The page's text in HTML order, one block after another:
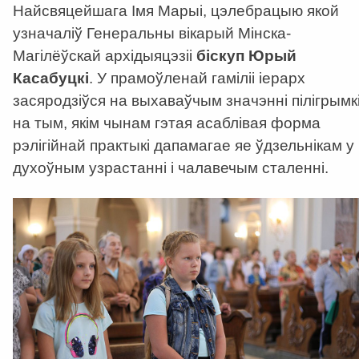
Найсвяцейшага Імя Марыі, цэлебрацыю якой
узначаліў Генеральны вікарый Мінска-
Магілёўскай архідыяцэзіі біскуп Юрый
Касабуцкі. У прамоўленай гаміліі іерарх
засяродзіўся на выхаваўчым значэнні
на тым, якім чынам гэтая асаблівая форма
рэлігійнай практыкі дапамагае яе ўдзельнікам у
духоўным узрастанні і чалавечым сталенні.